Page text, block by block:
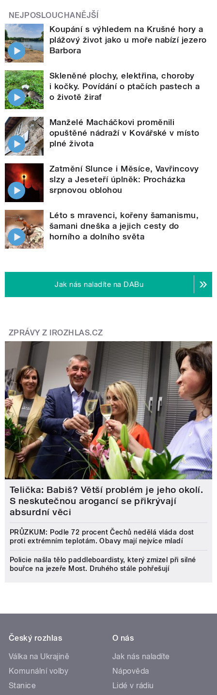
NEJPOSLOUCHANĚJŠÍ
Koupání s výhledem na Krušné hory a
plážový život jako u moře nabízí jezero
Barbora
Skleněné plochy, elektřina, choroby
i kočky. Povídání o ptačích pastech a
o životě žiraf
Manželé Macháčkovi proměnili
opuštěné nádraží v Kovářské v místo
plné života
Zatmění Slunce i Měsíce, Vavřincovy
slzy a Jeseteří úplněk: Procházka
srpnovou oblohou
Léto s mravenci, kořeny šamanismu,
šamani dneška a jejich cesty do
horního a dolního světa
Jak nás naladíte na DABu
ZPRÁVY Z IROZHLAS.CZ
Telička: Babiš? Větší problém je jeho okolí.
S neskutečnou arogancí se přikrývají
absurdní věci
PRŮZKUM: Podle 72 procent Čechů nedělá vláda dost
proti extrémním teplotám. Obavy mají nejvíce mladí
Policie našla tělo paddleboardisty, který zmizel při silné
bouřce na jezeře Most. Druhého stále pohřešují
Český rozhlas
Válka na Ukrajině
Komunální volby
Stanice
O nás
Jak nás naladíte
Nápověda
Lidé v rádiu